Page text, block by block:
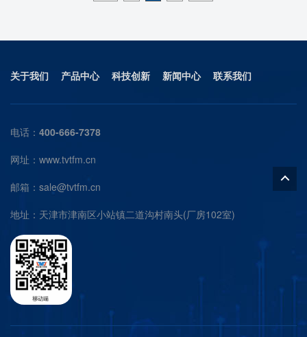
关于我们 产品中心 科技创新 新闻中心 联系我们
电话： 400-666-7378
网址：www.tvtfm.cn
邮箱： sale@tvtfm.cn
地址：天津市津南区小站镇二道沟村南头(厂房102室)